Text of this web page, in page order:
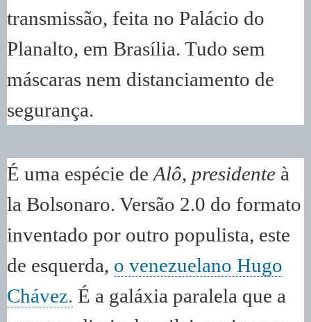
transmissão, feita no Palácio do
Planalto, em Brasília. Tudo sem
máscaras nem distanciamento de
segurança.
É uma espécie de Alô, presidente à
la Bolsonaro. Versão 2.0 do formato
inventado por outro populista, este
de esquerda, o venezuelano Hugo
Chávez. É a galáxia paralela que a